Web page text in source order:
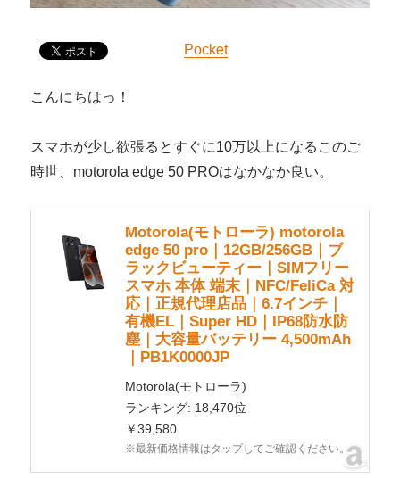
Pocket
こんにちはっ！
スマホが少し欲張るとすぐに10万以上になるこのご
時世、motorola edge 50 PROはなかなか良い。
Motorola(モトローラ) motorola
edge 50 pro｜12GB/256GB｜ブ
ラックビューティー｜SIMフリー
スマホ 本体 端末｜NFC/FeliCa 対
応｜正規代理店品｜6.7インチ｜
有機EL｜Super HD｜IP68防水防
塵｜大容量バッテリー 4,500mAh
｜PB1K0000JP
Motorola(モトローラ)
ランキング: 18,470位
￥39,580
※最新価格情報はタップしてご確認ください。